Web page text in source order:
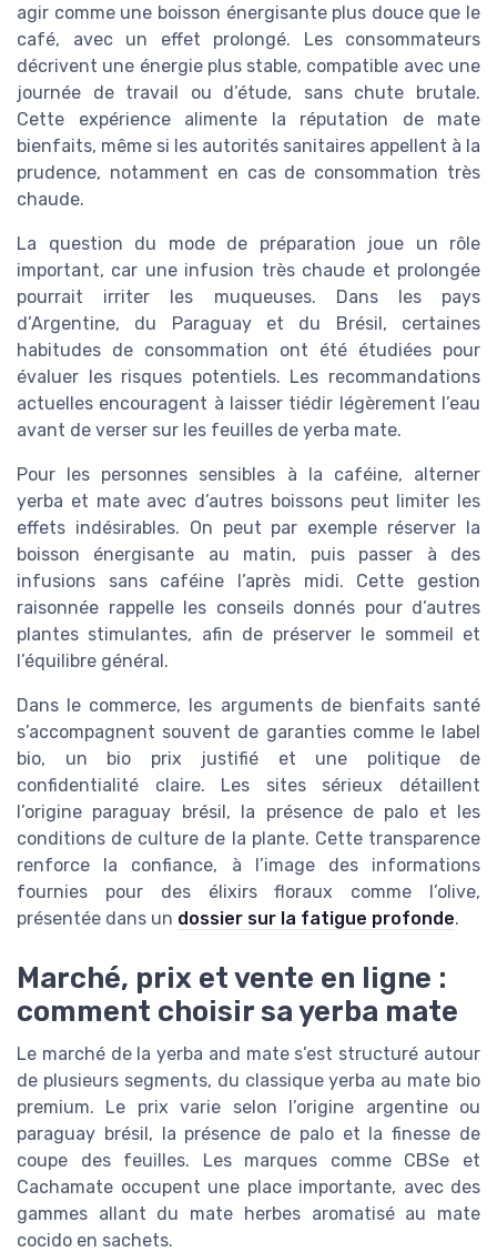
agir comme une boisson énergisante plus douce que le
café, avec un effet prolongé. Les consommateurs
décrivent une énergie plus stable, compatible avec une
journée de travail ou d’étude, sans chute brutale.
Cette expérience alimente la réputation de mate
bienfaits, même si les autorités sanitaires appellent à la
prudence, notamment en cas de consommation très
chaude.
La question du mode de préparation joue un rôle
important, car une infusion très chaude et prolongée
pourrait irriter les muqueuses. Dans les pays
d’Argentine, du Paraguay et du Brésil, certaines
habitudes de consommation ont été étudiées pour
évaluer les risques potentiels. Les recommandations
actuelles encouragent à laisser tiédir légèrement l’eau
avant de verser sur les feuilles de yerba mate.
Pour les personnes sensibles à la caféine, alterner
yerba et mate avec d’autres boissons peut limiter les
effets indésirables. On peut par exemple réserver la
boisson énergisante au matin, puis passer à des
infusions sans caféine l’après midi. Cette gestion
raisonnée rappelle les conseils donnés pour d’autres
plantes stimulantes, afin de préserver le sommeil et
l’équilibre général.
Dans le commerce, les arguments de bienfaits santé
s’accompagnent souvent de garanties comme le label
bio, un bio prix justifié et une politique de
confidentialité claire. Les sites sérieux détaillent
l’origine paraguay brésil, la présence de palo et les
conditions de culture de la plante. Cette transparence
renforce la confiance, à l’image des informations
fournies pour des élixirs floraux comme l’olive,
présentée dans un dossier sur la fatigue profonde.
Marché, prix et vente en ligne :
comment choisir sa yerba mate
Le marché de la yerba and mate s’est structuré autour
de plusieurs segments, du classique yerba au mate bio
premium. Le prix varie selon l’origine argentine ou
paraguay brésil, la présence de palo et la finesse de
coupe des feuilles. Les marques comme CBSe et
Cachamate occupent une place importante, avec des
gammes allant du mate herbes aromatisé au mate
cocido en sachets.